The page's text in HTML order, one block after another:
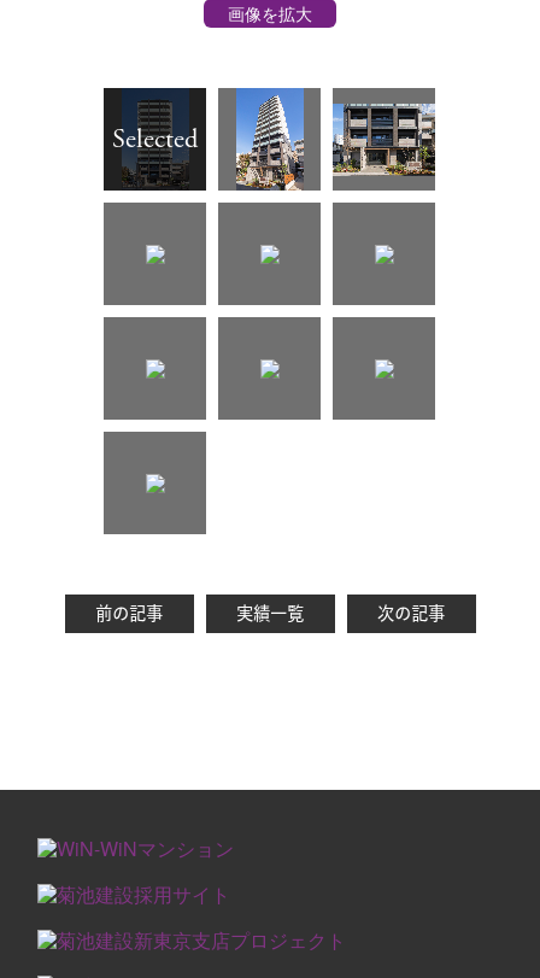
画像を拡大
前の記事 実績一覧 次の記事